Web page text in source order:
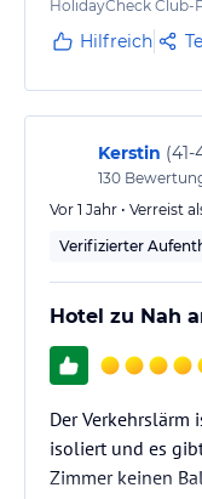
Superior-Zimmer
Ein reichhaltiges
insgesamt sehr
HolidayCheck Club-
Hilfreich
Kerstin (41-
130
Vor 1 Jahr • Verreist
Verifizierter
Hotel zu Nah
Der Verkehrslärm
isoliert und es
Zimmer keinen